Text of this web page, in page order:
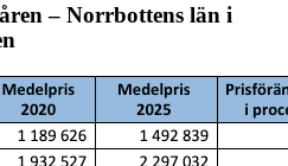
– Norrbottens län i